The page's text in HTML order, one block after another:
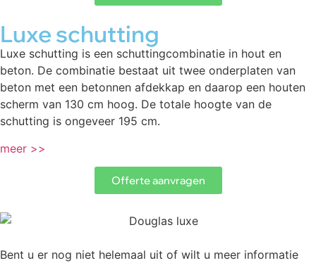
Luxe schutting
Luxe schutting is een schuttingcombinatie in hout en
beton. De combinatie bestaat uit twee onderplaten van
beton met een betonnen afdekkap en daarop een houten
scherm van 130 cm hoog. De totale hoogte van de
schutting is ongeveer 195 cm.
meer >>
Offerte aanvragen
Bent u er nog niet helemaal uit of wilt u meer informatie